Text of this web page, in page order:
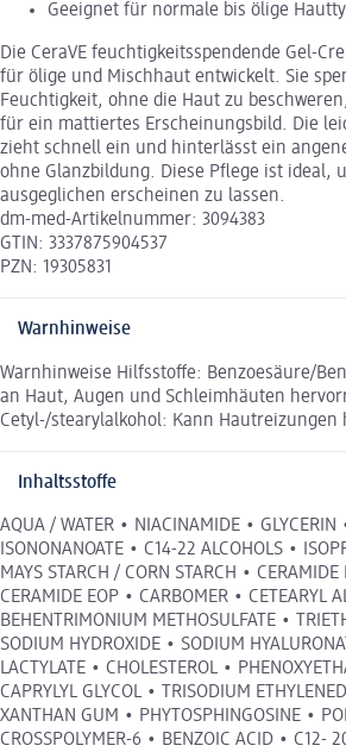
Geeignet für normale bis ölige
Die CeraVE feuchtigkeitsspendende Gel-
für ölige und Mischhaut entwickelt. Sie
Feuchtigkeit, ohne die Haut zu
für ein mattiertes Erscheinungsbild. Die
zieht schnell ein und hinterlässt ein
ohne Glanzbildung. Diese Pflege ist ideal,
ausgeglichen erscheinen zu lassen.
dm-med-Artikelnummer: 3094383
GTIN: 3337875904537
PZN: 19305831
Warnhinweise
Warnhinweise Hilfsstoffe: Benzoesäure/
an Haut, Augen und Schleimhäuten
Cetyl-/stearylalkohol: Kann Hautreizungen
Inhaltsstoffe
AQUA / WATER • NIACINAMIDE • GLYCERIN
ISONONANOATE • C14-22 ALCOHOLS •
MAYS STARCH / CORN STARCH •
CERAMIDE EOP • CARBOMER • CETEARYL
BEHENTRIMONIUM METHOSULFATE •
SODIUM HYDROXIDE • SODIUM
LACTYLATE • CHOLESTEROL •
CAPRYLYL GLYCOL • TRISODIUM
XANTHAN GUM • PHYTOSPHINGOSINE •
CROSSPOLYMER-6 • BENZOIC ACID • C12-